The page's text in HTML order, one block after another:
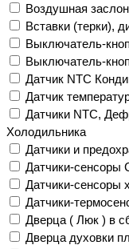
Воздушная
Вставки (терки),
Выключатель-
Выключатель-
Датчик NTC
Датчик
Датчики NTC,
Холодильника
Датчики и
Датчики-
Датчики-сенсоры
Датчики-
Дверца ( Люк ) в
Дверца духовки